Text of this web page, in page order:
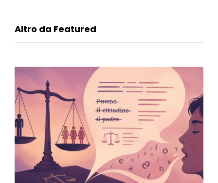
Altro da Featured